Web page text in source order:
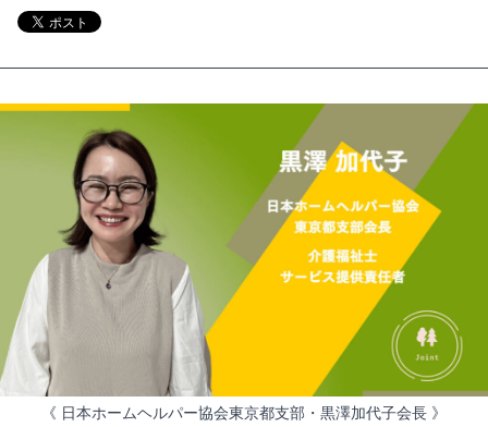
《 日本ホームヘルパー協会東京都支部・黒澤加代子会長 》